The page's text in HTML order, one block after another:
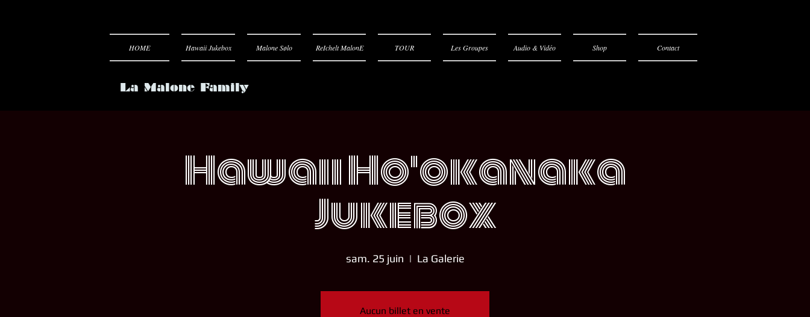
HOME Hawaii Jukebox Malone Sølo ReIchelt MalonE TOUR Les Groupes Audio & Vidéo Shop Contact
La Malone Family
Hawaii Ho'okanaka
Jukebox
sam. 25 juin
  |
La Galerie
Aucun billet en vente